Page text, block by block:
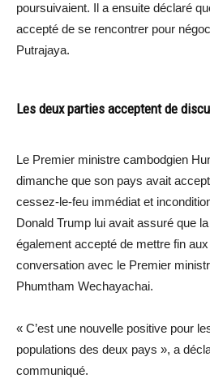
poursuivaient. Il a ensuite déclaré
accepté de se rencontrer pour
Putrajaya.
Les deux parties acceptent de
Le Premier ministre cambodgien
dimanche que son pays avait
cessez-le-feu immédiat et
Donald Trump lui avait assuré que
également accepté de mettre fin
conversation avec le Premier
Phumtham Wechayachai.
« C’est une nouvelle positive pour
populations des deux pays », a
communiqué.